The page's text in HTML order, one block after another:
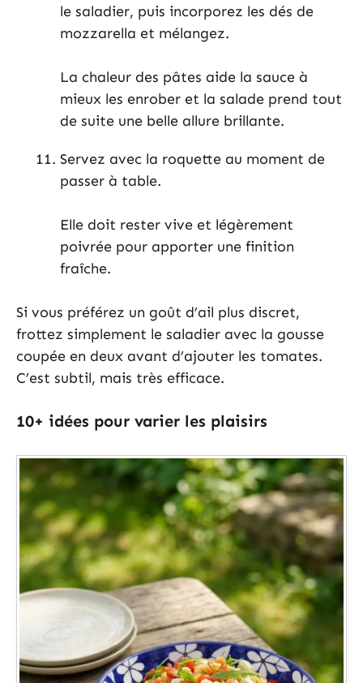
le saladier, puis incorporez les dés de
mozzarella et mélangez.
La chaleur des pâtes aide la sauce à
mieux les enrober et la salade prend tout
de suite une belle allure brillante.
Servez avec la roquette au moment de
passer à table.
Elle doit rester vive et légèrement
poivrée pour apporter une finition
fraîche.
Si vous préférez un goût d’ail plus discret,
frottez simplement le saladier avec la gousse
coupée en deux avant d’ajouter les tomates.
C’est subtil, mais très efficace.
10+ idées pour varier les plaisirs